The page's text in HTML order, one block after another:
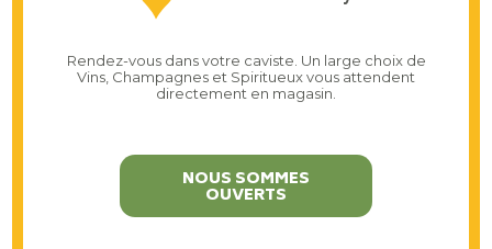
Rendez-vous dans votre caviste. Un large choix de
Vins, Champagnes et Spiritueux vous attendent
directement en magasin.
NOUS SOMMES
OUVERTS